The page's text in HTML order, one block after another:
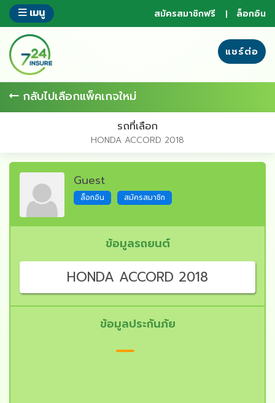
ข้าม
ส่วน
ของ
ข้อมูล
เมนู สมัครสมาชิกฟรี ล็อกอิน
แชร์ต่อ
กลับไปเลือกแพ็คเกจใหม่
รถที่เลือก
HONDA ACCORD 2018
Guest
ล็อกอิน สมัครสมาชิก
ข้อมูลรถยนต์
HONDA ACCORD 2018
ข้อมูลประกันภัย